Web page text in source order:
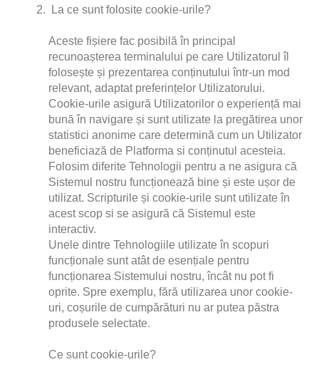
La ce sunt folosite cookie-urile?
Aceste fișiere fac posibilă în principal
recunoașterea terminalului pe care Utilizatorul îl
folosește și prezentarea conținutului într-un mod
relevant, adaptat preferințelor Utilizatorului.
Cookie-urile asigură Utilizatorilor o experiență mai
bună în navigare și sunt utilizate la pregătirea unor
statistici anonime care determină cum un Utilizator
beneficiază de Platforma si conținutul acesteia.
Folosim diferite Tehnologii pentru a ne asigura că
Sistemul nostru funcționează bine și este ușor de
utilizat. Scripturile și cookie-urile sunt utilizate în
acest scop si se asigură că Sistemul este
interactiv.
Unele dintre Tehnologiile utilizate în scopuri
funcționale sunt atât de esențiale pentru
funcționarea Sistemului nostru, încât nu pot fi
oprite. Spre exemplu, fără utilizarea unor cookie-
uri, coșurile de cumpărături nu ar putea păstra
produsele selectate.
Ce sunt cookie-urile?